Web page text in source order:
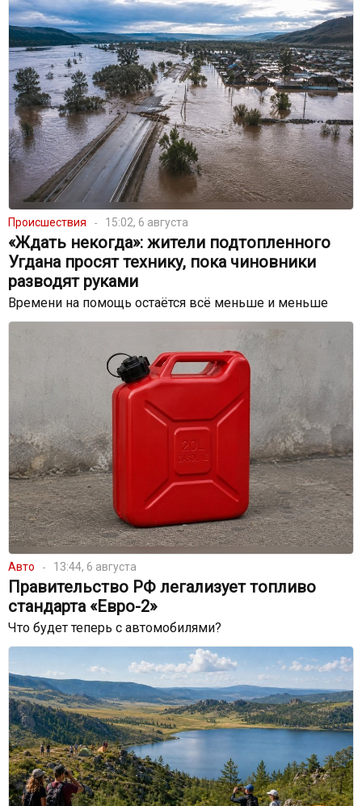
Происшествия 15:02, 6 августа
«Ждать некогда»: жители подтопленного
Угдана просят технику, пока чиновники
разводят руками
Времени на помощь остаётся всё меньше и меньше
Авто 13:44, 6 августа
Правительство РФ легализует топливо
стандарта «Евро-2»
Что будет теперь с автомобилями?